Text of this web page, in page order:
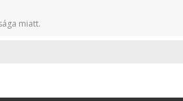
miatt.